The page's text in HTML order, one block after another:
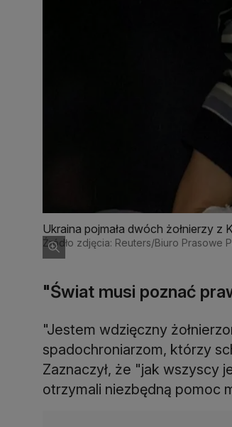
Ukraina pojmała dwóch żołnierzy z
Źródło zdjęcia: Reuters/Biuro Prasowe
"Świat musi poznać
"Jestem wdzięczny
spadochroniarzom, którzy
Zaznaczył, że "jak wszyscy
otrzymali niezbędną pomoc